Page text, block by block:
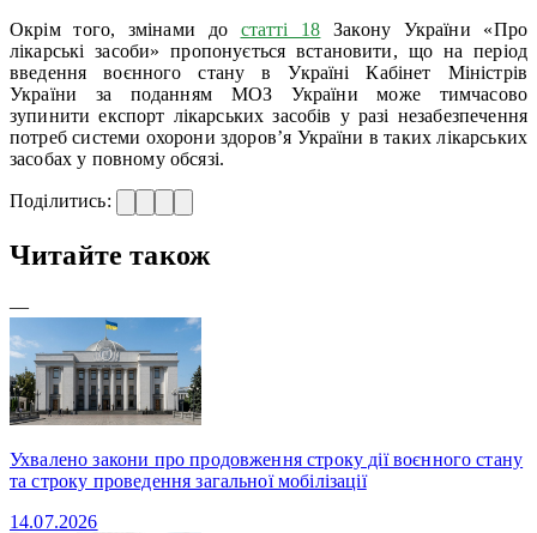
Окрім того, змінами до статті 18 Закону України «Про
лікарські засоби» пропонується встановити, що на період
введення воєнного стану в Україні Кабінет Міністрів
України за поданням МОЗ України може тимчасово
зупинити експорт лікарських засобів у разі незабезпечення
потреб системи охорони здоров’я України в таких лікарських
засобах у повному обсязі.
Поділитись:
Читайте також
—
Ухвалено закони про продовження строку дії воєнного стану
та строку проведення загальної мобілізації
14.07.2026